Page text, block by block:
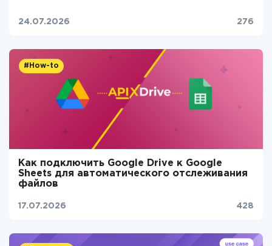
24.07.2026 276
#How-to
Как подключить Google Drive к Google
Sheets для автоматического отслеживания
файлов
17.07.2026 428